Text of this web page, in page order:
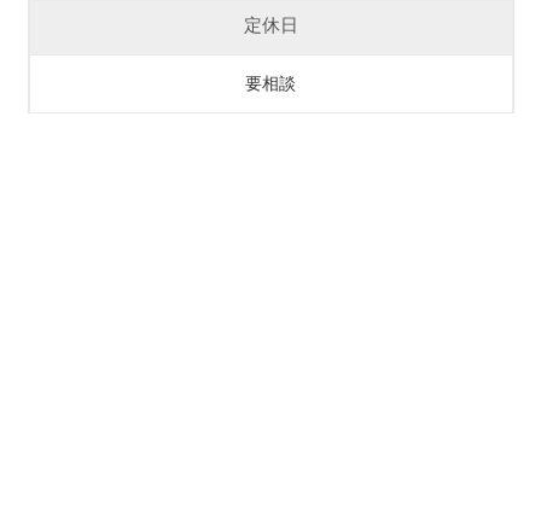
定休日
要相談